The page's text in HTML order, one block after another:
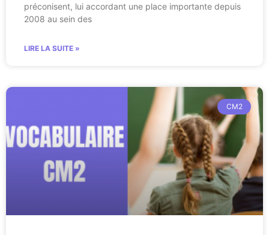
préconisent, lui accordant une place importante depuis
2008 au sein des
LIRE LA SUITE »
CM2